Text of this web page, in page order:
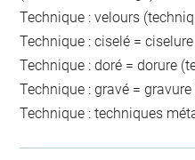
Technique : velours
Technique : ciselé =
Technique : doré = dorure
Technique : gravé =
Technique : techniques